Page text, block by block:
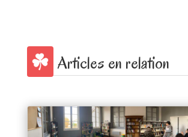
Articles en relation